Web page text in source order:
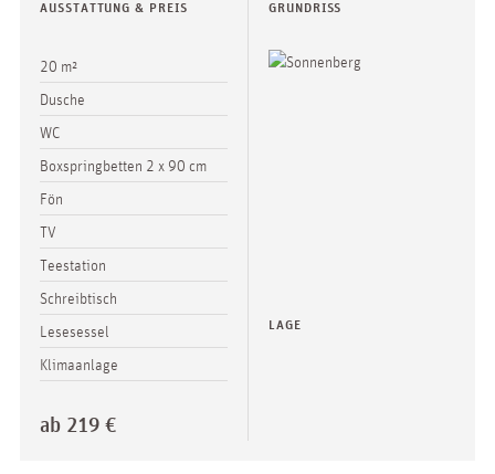
AUSSTATTUNG & PREIS
20 m²
Dusche
WC
Boxspringbetten 2 x 90 cm
Fön
TV
Teestation
Schreibtisch
Lesesessel
Klimaanlage
ab 219 €
GRUNDRISS
LAGE